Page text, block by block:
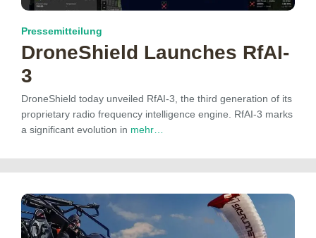
Pressemitteilung
DroneShield Launches RfAI-
3
DroneShield today unveiled RfAI-3, the third generation of its
proprietary radio frequency intelligence engine. RfAI-3 marks
a significant evolution in mehr…